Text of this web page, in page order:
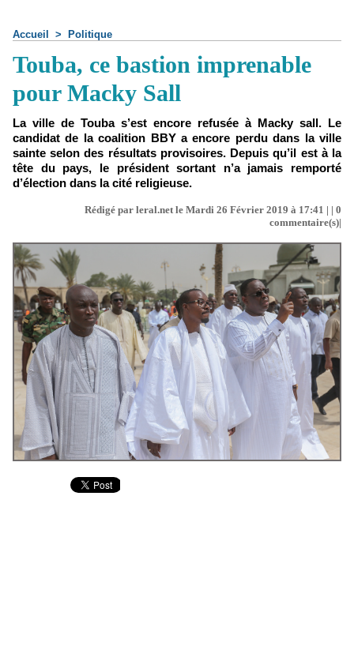
Accueil > Politique
Touba, ce bastion imprenable
pour Macky Sall
La ville de Touba s’est encore refusée à Macky sall. Le
candidat de la coalition BBY a encore perdu dans la ville
sainte selon des résultats provisoires. Depuis qu’il est à la
tête du pays, le président sortant n’a jamais remporté
d’élection dans la cité religieuse.
Rédigé par leral.net le Mardi 26 Février 2019 à 17:41 | | 0
commentaire(s)|